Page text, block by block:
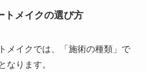
トメイクの選び方
メイクでは、「施術の種類」で
なります。